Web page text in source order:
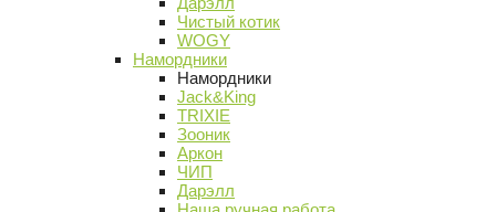
Чистый котик
WOGY
Намордники
Намордники
Jack&King
TRIXIE
Зооник
Аркон
ЧИП
Дарэлл